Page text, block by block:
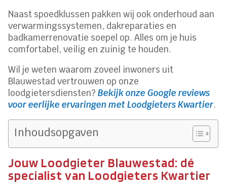
Naast spoedklussen pakken wij ook onderhoud aan
verwarmingssystemen, dakreparaties en
badkamerrenovatie soepel op. Alles om je huis
comfortabel, veilig en zuinig te houden.
Wil je weten waarom zoveel inwoners uit
Blauwestad vertrouwen op onze
loodgietersdiensten?Bekijk onze Google reviews
voor eerlijke ervaringen met Loodgieters Kwartier.
Inhoudsopgaven
Jouw Loodgieter Blauwestad: dé
specialist van Loodgieters Kwartier